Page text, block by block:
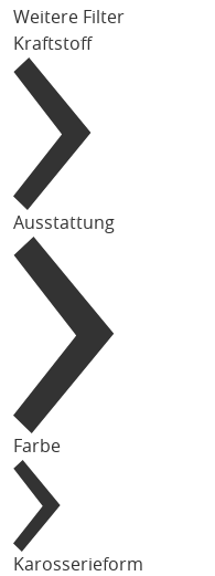
Weitere Filter
Kraftstoff
Ausstattung
Farbe
Karosserieform